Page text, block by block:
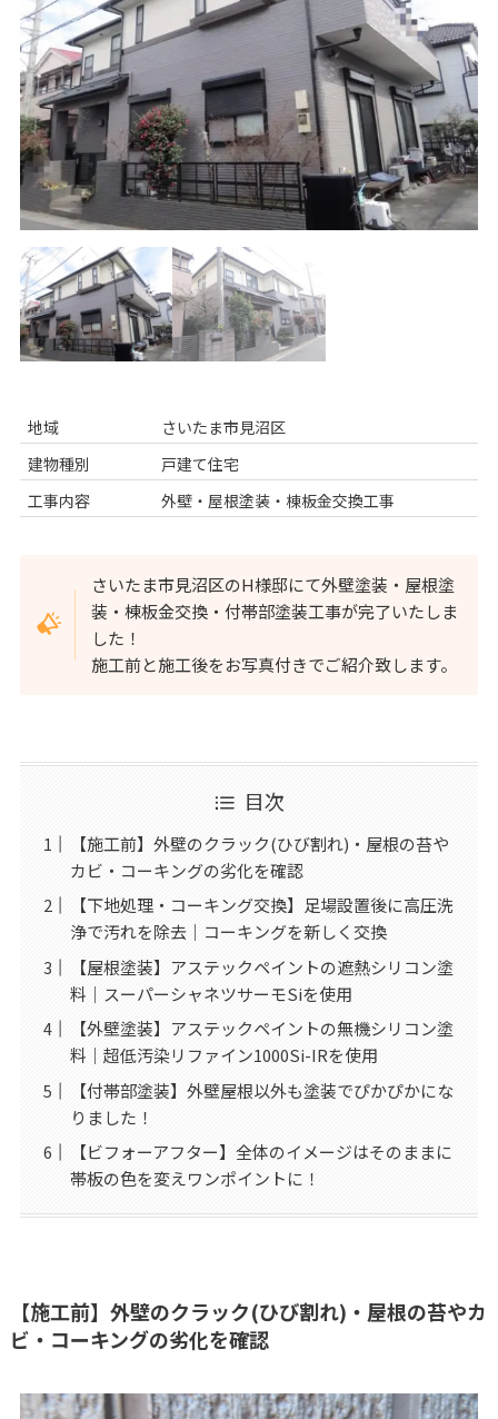
地域
さいたま市見沼区
建物種別
戸建て住宅
工事内容
外壁・屋根塗装・棟板金交換工事
さいたま市見沼区のH様邸にて外壁塗装・屋根塗
装・棟板金交換・付帯部塗装工事が完了いたしま
した！
施工前と施工後をお写真付きでご紹介致します。
目次
【施工前】外壁のクラック(ひび割れ)・屋根の苔や
カビ・コーキングの劣化を確認
【下地処理・コーキング交換】足場設置後に高圧洗
浄で汚れを除去｜コーキングを新しく交換
【屋根塗装】アステックペイントの遮熱シリコン塗
料｜スーパーシャネツサーモSiを使用
【外壁塗装】アステックペイントの無機シリコン塗
料｜超低汚染リファイン1000Si-IRを使用
【付帯部塗装】外壁屋根以外も塗装でぴかぴかにな
りました！
【ビフォーアフター】全体のイメージはそのままに
帯板の色を変えワンポイントに！
【施工前】外壁のクラック(ひび割れ)・屋根の苔やカ
ビ・コーキングの劣化を確認